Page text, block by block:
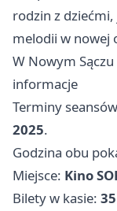
rodzin z
melodii w nowej
W Nowym
informacje
Terminy
2025.
Godzina obu
Miejsce: Kino
Bilety w kasie: 35